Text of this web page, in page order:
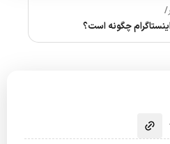
/
چگونه است؟